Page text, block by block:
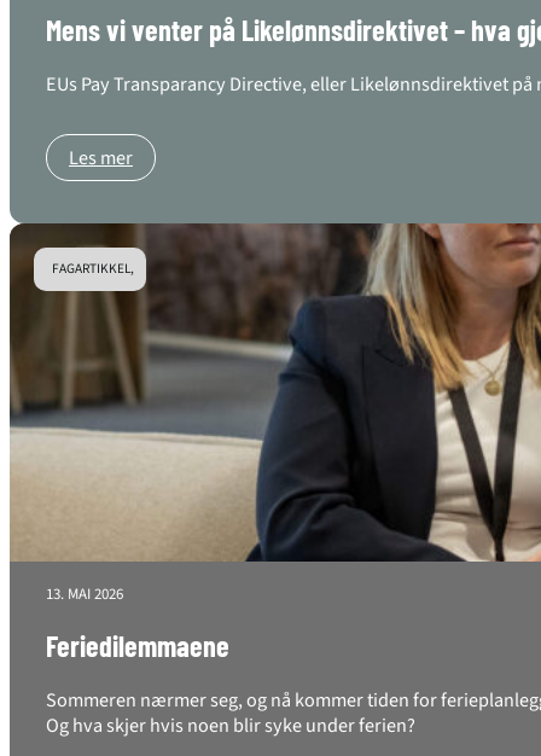
Mens vi venter på Likelønnsdirektivet – hva
EUs Pay Transparancy Directive, eller Likelønnsdirektivet
Les mer
FAGARTIKKEL,
13. MAI 2026
Feriedilemmaene
Sommeren nærmer seg, og nå kommer tiden for
Og hva skjer hvis noen blir syke under ferien?